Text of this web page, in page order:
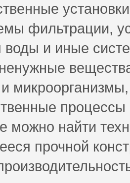
фильтрации,
воды и иные
можно найти
прочной